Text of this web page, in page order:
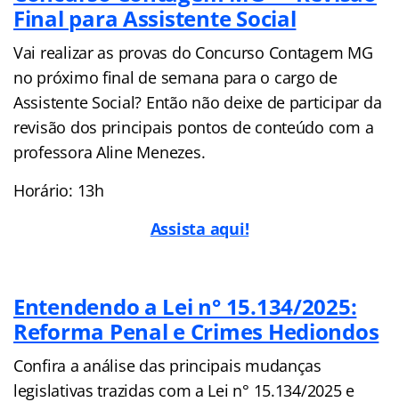
Final para Assistente Social
Vai realizar as provas do Concurso Contagem MG
no próximo final de semana para o cargo de
Assistente Social? Então não deixe de participar da
revisão dos principais pontos de conteúdo com a
professora Aline Menezes.
Horário: 13h
Assista aqui!
Entendendo a Lei n° 15.134/2025:
Reforma Penal e Crimes Hediondos
Confira a análise das principais mudanças
legislativas trazidas com a Lei n° 15.134/2025 e